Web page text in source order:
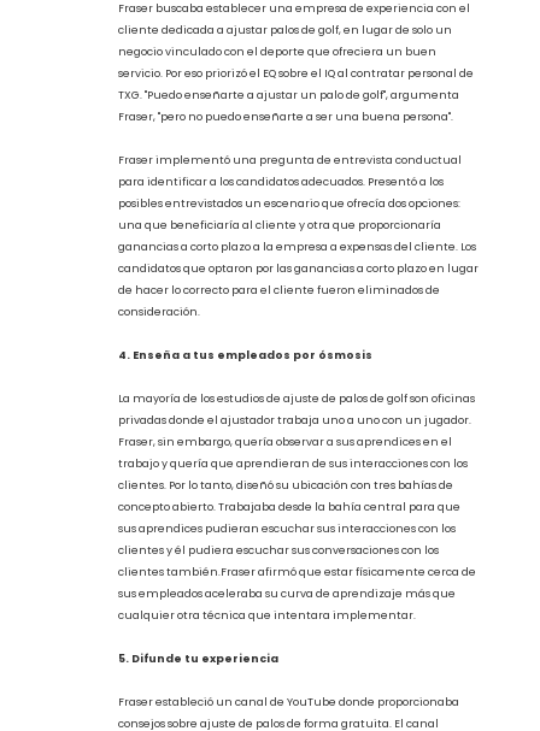
Nobu en todo el mundo, nunca cuestionas quién es el chef esa
noche. Nobu ha establecido el estándar para la cocina de cinco
estrellas, por lo que tienes la seguridad de que,
independientemente del chef o la ubicación, disfrutarás de
una experiencia gastronómica de alta calidad. Fraser utilizó el
ajustadores de palos.
Coeficiente Intelectual (IQ)
Fraser buscaba establecer una empresa de experiencia con el
cliente dedicada a ajustar palos de golf, en lugar de solo un
servicio. Por eso priorizó el EQ sobre el IQ al contratar personal de
Fraser, "pero no puedo enseñarte a ser una buena persona".
Fraser implementó una pregunta de entrevista conductual
para identificar a los candidatos adecuados. Presentó a los
posibles entrevistados un escenario que ofrecía dos opciones:
una que beneficiaría al cliente y otra que proporcionaría
ganancias a corto plazo a la empresa a expensas del cliente. Los
candidatos que optaron por las ganancias a corto plazo en lugar
de hacer lo correcto para el cliente fueron eliminados de
consideración.
La mayoría de los estudios de ajuste de palos de golf son oficinas